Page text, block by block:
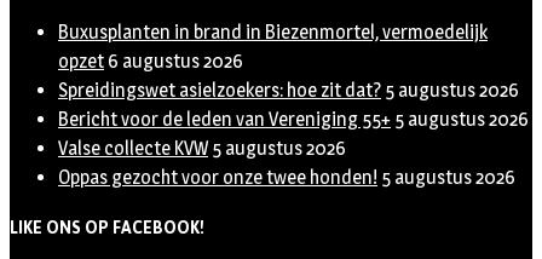
Buxusplanten in brand in Biezenmortel, vermoedelijk
opzet 6 augustus 2026
Spreidingswet asielzoekers: hoe zit dat? 5 augustus 2026
Bericht voor de leden van Vereniging 55+ 5 augustus 2026
Valse collecte KVW 5 augustus 2026
Oppas gezocht voor onze twee honden! 5 augustus 2026
LIKE ONS OP FACEBOOK!